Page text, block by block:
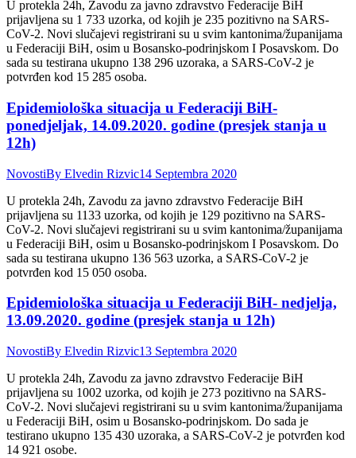
U protekla 24h, Zavodu za javno zdravstvo Federacije BiH
prijavljena su 1 733 uzorka, od kojih je 235 pozitivno na SARS-
CoV-2. Novi slučajevi registrirani su u svim kantonima/županijama
u Federaciji BiH, osim u Bosansko-podrinjskom I Posavskom. Do
sada su testirana ukupno 138 296 uzoraka, a SARS-CoV-2 je
potvrđen kod 15 285 osoba.
Epidemiološka situacija u Federaciji BiH-
ponedjeljak, 14.09.2020. godine (presjek stanja u
12h)
NovostiBy Elvedin Rizvic14 Septembra 2020
U protekla 24h, Zavodu za javno zdravstvo Federacije BiH
prijavljena su 1133 uzorka, od kojih je 129 pozitivno na SARS-
CoV-2. Novi slučajevi registrirani su u svim kantonima/županijama
u Federaciji BiH, osim u Bosansko-podrinjskom I Posavskom. Do
sada su testirana ukupno 136 563 uzorka, a SARS-CoV-2 je
potvrđen kod 15 050 osoba.
Epidemiološka situacija u Federaciji BiH- nedjelja,
13.09.2020. godine (presjek stanja u 12h)
NovostiBy Elvedin Rizvic13 Septembra 2020
U protekla 24h, Zavodu za javno zdravstvo Federacije BiH
prijavljena su 1002 uzorka, od kojih je 273 pozitivno na SARS-
CoV-2. Novi slučajevi registrirani su u svim kantonima/županijama
u Federaciji BiH, osim u Bosansko-podrinjskom. Do sada je
testirano ukupno 135 430 uzoraka, a SARS-CoV-2 je potvrđen kod
14 921 osobe.